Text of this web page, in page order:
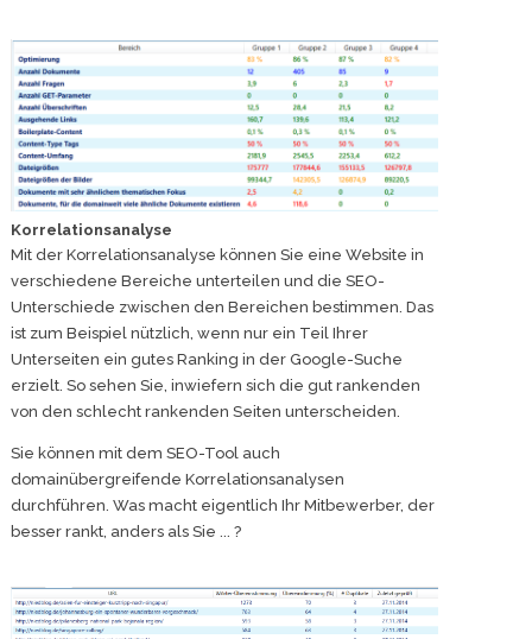
Korrelationsanalyse
Mit der Korrelationsanalyse können Sie eine Website in
verschiedene Bereiche unterteilen und die SEO-
Unterschiede zwischen den Bereichen bestimmen. Das
ist zum Beispiel nützlich, wenn nur ein Teil Ihrer
Unterseiten ein gutes Ranking in der Google-Suche
erzielt. So sehen Sie, inwiefern sich die gut rankenden
von den schlecht rankenden Seiten unterscheiden.
Sie können mit dem SEO-Tool auch
domainübergreifende Korrelationsanalysen
durchführen. Was macht eigentlich Ihr Mitbewerber, der
besser rankt, anders als Sie ... ?